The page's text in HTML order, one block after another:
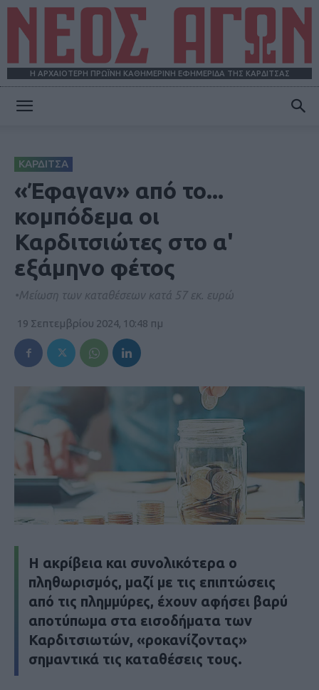
Η ΑΡΧΑΙΟΤΕΡΗ ΠΡΩΪΝΗ ΚΑΘΗΜΕΡΙΝΗ ΕΦΗΜΕΡΙΔΑ ΤΗΣ ΚΑΡΔΙΤΣΑΣ
ΚΑΡΔΙΤΣΑ
«Έφαγαν» από το...
κομπόδεμα οι
Καρδιτσιώτες στο α'
εξάμηνο φέτος
•Μείωση των καταθέσεων κατά 57 εκ. ευρώ
19 Σεπτεμβρίου 2024, 10:48 πμ
H ακρίβεια και συνολικότερα ο
πληθωρισμός, μαζί με τις επιπτώσεις
από τις πλημμύρες, έχουν αφήσει βαρύ
αποτύπωμα στα εισοδήματα των
Καρδιτσιωτών, «ροκανίζοντας»
σημαντικά τις καταθέσεις τους.